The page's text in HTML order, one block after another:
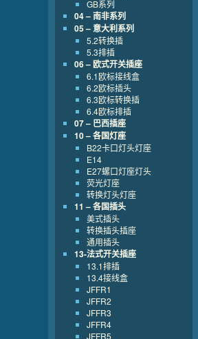
GB系列
04 – 南非系列
05 – 意大利系列
5.2转换插
5.3排插
06 – 欧式开关插座
6.1欧标接线盒
6.2欧标插头
6.3欧标转换插
6.4欧标排插
07 – 巴西插座
10 – 各国灯座
B22卡口灯头灯座
E14
E27螺口灯座灯头
荧光灯座
转换灯头灯座
11 – 各国插头
美式插头
转换插头插座
通用插头
13-法式开关插座
13.1排插
13.4接线盒
JFFR1
JFFR2
JFFR3
JFFR4
JFFR5